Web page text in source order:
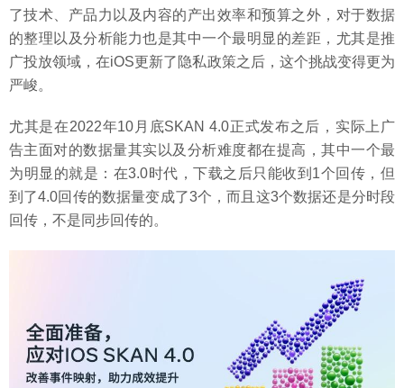
了技术、产品力以及内容的产出效率和预算之外，对于数据
的整理以及分析能力也是其中一个最明显的差距，尤其是推
广投放领域，在iOS更新了隐私政策之后，这个挑战变得更为
严峻。
尤其是在2022年10月底SKAN 4.0正式发布之后，实际上广
告主面对的数据量其实以及分析难度都在提高，其中一个最
为明显的就是：在3.0时代，下载之后只能收到1个回传，但
到了4.0回传的数据量变成了3个，而且这3个数据还是分时段
回传，不是同步回传的。